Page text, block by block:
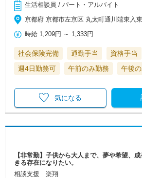
生活相談員 / パート・アルバイト
京都府 京都市左京区 丸太町通川端東入
時給 1,209円 ～ 1,333円
社会保険完備 通勤手当 資格手当
週4日勤務可
午前のみ勤務 午後
気になる
【非常勤】子供から大人まで、夢や希望、
きる存在になりたい。
相談支援 楽翔